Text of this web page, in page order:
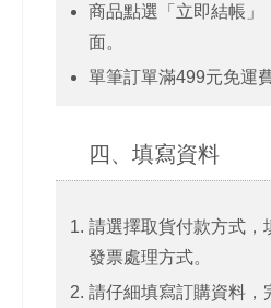
商品點選「立即結帳」
面。
單筆訂單滿499元免運費
四、填寫資料
請選擇取貨付款方式，
發票處理方式。
請仔細填寫訂購資料，